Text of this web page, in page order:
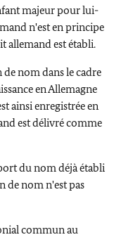
majeur pour lui-
n'est en principe
allemand est établi.
nom dans le cadre
en Allemagne
ainsi enregistrée en
est délivré comme
du nom déjà établi
de nom n'est pas
commun au